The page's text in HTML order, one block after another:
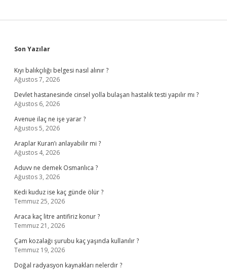
Sidebar
Son Yazılar
Kıyı balıkçılığı belgesi nasıl alınır ?
Ağustos 7, 2026
Devlet hastanesinde cinsel yolla bulaşan hastalık testi yapılır mı ?
Ağustos 6, 2026
Avenue ilaç ne işe yarar ?
Ağustos 5, 2026
Araplar Kuran’ı anlayabilir mi ?
Ağustos 4, 2026
Aduvv ne demek Osmanlıca ?
Ağustos 3, 2026
Kedi kuduz ise kaç günde ölür ?
Temmuz 25, 2026
Araca kaç litre antifiriz konur ?
Temmuz 21, 2026
Çam kozalağı şurubu kaç yaşında kullanılır ?
Temmuz 19, 2026
Doğal radyasyon kaynakları nelerdir ?